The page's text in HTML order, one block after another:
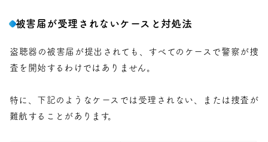
被害届が受理されないケースと対処法
盗聴器の被害届が提出されても、すべてのケースで警察が捜
査を開始するわけではありません。
特に、下記のようなケースでは受理されない、または捜査が
難航することがあります。